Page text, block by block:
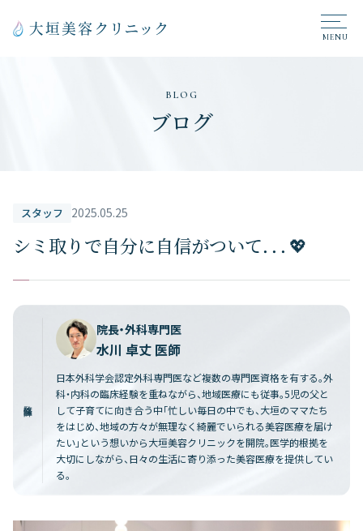
BLOG
ブログ
スタッフ 2025.05.25
シミ取りで自分に自信がついて．．．💖
院長・外科専門医
水川 卓丈 医師
日本外科学会認定外科専門医など複数の専門医資格を有する。外
科・内科の臨床経験を重ねながら、地域医療にも従事。5児の父と
して子育てに向き合う中「忙しい毎日の中でも、大垣のママたち
をはじめ、地域の方々が無理なく綺麗でいられる美容医療を届け
たい」という想いから大垣美容クリニックを開院。医学的根拠を
大切にしながら、日々の生活に寄り添った美容医療を提供してい
る。